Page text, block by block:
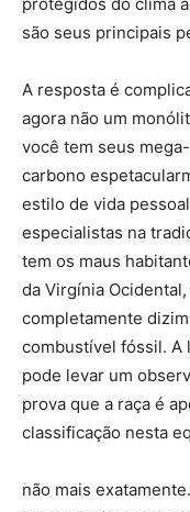
são seus principais
A resposta é
agora não um
você tem seus
carbono
estilo de vida
especialistas na
tem os maus
da Virgínia
completamente
combustível fóssil. A
pode levar um
prova que a raça é
classificação nesta
não mais